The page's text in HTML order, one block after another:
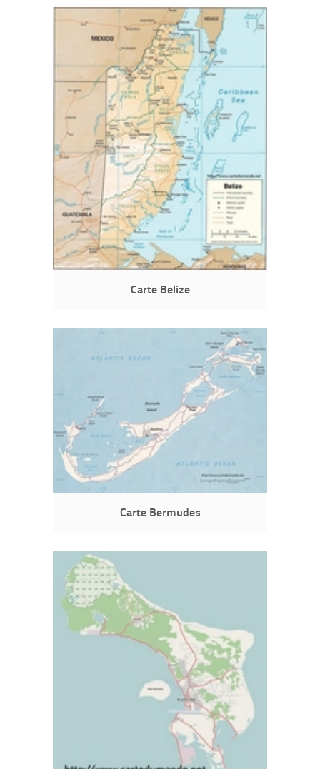
Carte Belize
Carte Bermudes